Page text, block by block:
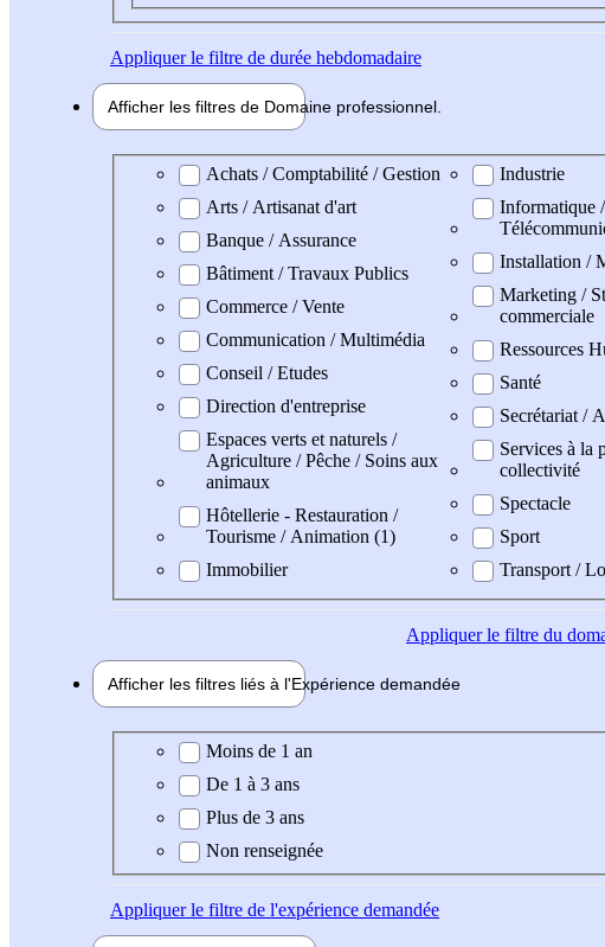
Appliquerle filtre de durée hebdomadaire
Afficher les filtres de Domaine professionnel
Domaine professionel
Achats / Comptabilité / Gestion
Arts / Artisanat d'art
Banque / Assurance
Bâtiment / Travaux Publics
Commerce / Vente
Communication / Multimédia
Conseil / Etudes
Direction d'entreprise
Espaces verts et naturels /
Agriculture / Pêche / Soins aux
animaux
Hôtellerie - Restauration /
Tourisme / Animation (1)
Immobilier
Industrie
Informatique /
Installation /
Marketing /
commerciale
Ressources
Santé
Secrétariat /
Services à la
collectivité
Spectacle
Sport
Transport /
Appliquerle filtre du
Afficher les filtres liés à l'Expérience demandée
Expérience demandée
Moins de 1 an
De 1 à 3 ans
Plus de 3 ans
Non renseignée
Appliquerle filtre de l'expérience demandée